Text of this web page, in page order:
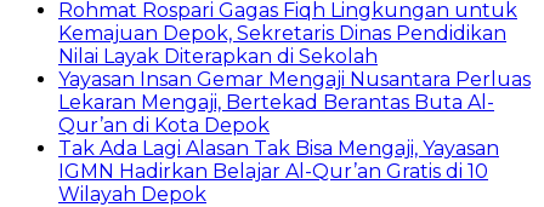
Rohmat Rospari Gagas Fiqh Lingkungan untuk
Kemajuan Depok, Sekretaris Dinas Pendidikan
Nilai Layak Diterapkan di Sekolah
Yayasan Insan Gemar Mengaji Nusantara Perluas
Lekaran Mengaji, Bertekad Berantas Buta Al-
Qur’an di Kota Depok
Tak Ada Lagi Alasan Tak Bisa Mengaji, Yayasan
IGMN Hadirkan Belajar Al-Qur’an Gratis di 10
Wilayah Depok